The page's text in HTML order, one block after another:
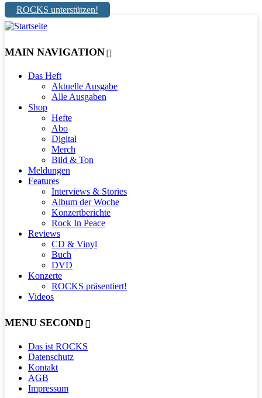
ROCKS unterstützen!
MAIN NAVIGATION
Das Heft
Aktuelle Ausgabe
Alle Ausgaben
Shop
Hefte
Abo
Digital
Merch
Bild & Ton
Meldungen
Features
Interviews & Stories
Album der Woche
Konzertberichte
Rock In Peace
Reviews
CD & Vinyl
Buch
DVD
Konzerte
ROCKS präsentiert!
Videos
MENU SECOND
Das ist ROCKS
Datenschutz
Kontakt
AGB
Impressum